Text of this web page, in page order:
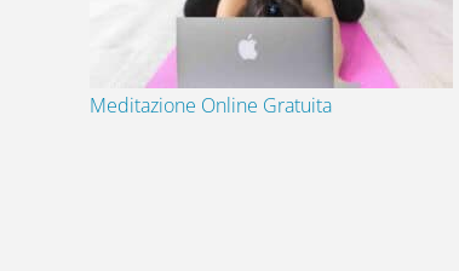
Meditazione Online Gratuita